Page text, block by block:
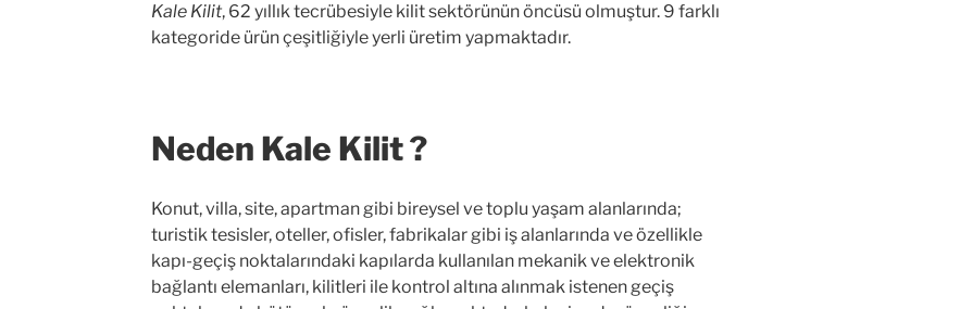
Kale Kilit, 62 yıllık tecrübesiyle kilit sektörünün öncüsü olmuştur. 9 farklı
kategoride ürün çeşitliğiyle yerli üretim yapmaktadır.
Neden Kale Kilit ?
Konut, villa, site, apartman gibi bireysel ve toplu yaşam alanlarında;
turistik tesisler, oteller, ofisler, fabrikalar gibi iş alanlarında ve özellikle
kapı-geçiş noktalarındaki kapılarda kullanılan mekanik ve elektronik
bağlantı elemanları, kilitleri ile kontrol altına alınmak istenen geçiş